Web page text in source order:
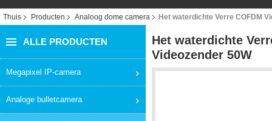
Thuis Producten Analoog dome camera Het waterdichte Verre COFDM
ALLE PRODUCTEN
Megapixel IP-camera
Analoge bulletcamera
Het waterdichte
Videozender 50W